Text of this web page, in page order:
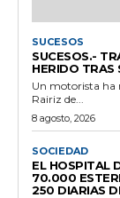
SUCESOS
SUCESOS.-
HERIDO TRAS
Un motorista ha
Rairiz de...
8 agosto, 2026
SOCIEDAD
EL HOSPITAL
70.000
250 DIARIAS